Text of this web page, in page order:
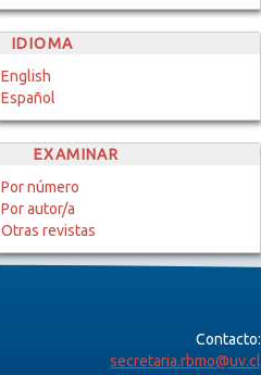
IDIOMA
English
Español
EXAMINAR
Por número
Por autor/a
Otras revistas
Contacto:
secretaria.rbmo@uv.cl